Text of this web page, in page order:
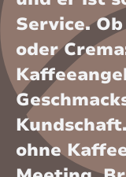
Service.
oder
ohne